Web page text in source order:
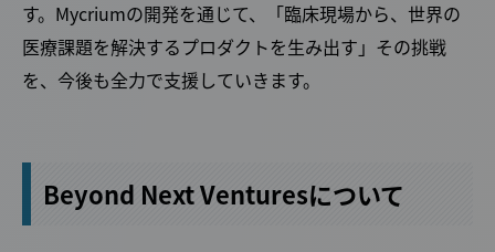
す。Mycriumの開発を通じて、「臨床現場から、世界の
医療課題を解決するプロダクトを生み出す」その挑戦
を、今後も全力で支援していきます。
Beyond Next Venturesについて